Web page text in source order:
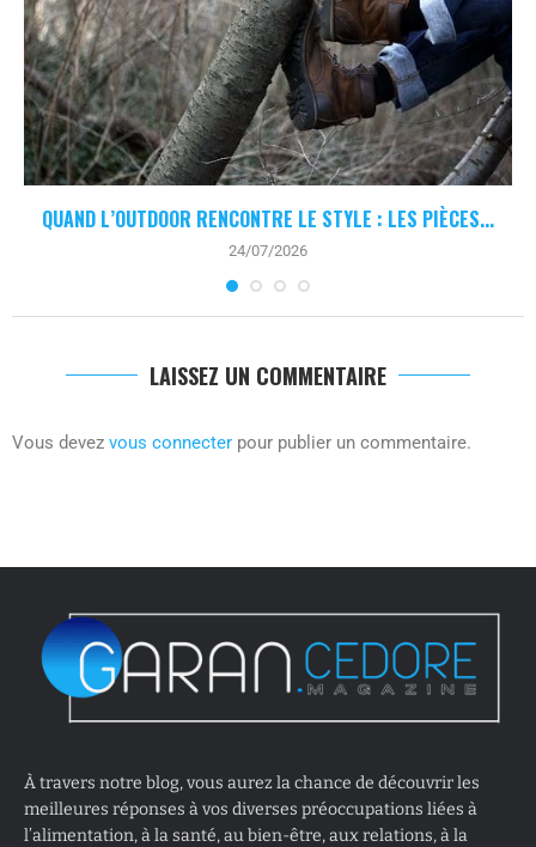
QUAND L’OUTDOOR RENCONTRE LE STYLE : LES PIÈCES...
24/07/2026
LAISSEZ UN COMMENTAIRE
Vous devez vous connecter pour publier un commentaire.
À travers notre blog, vous aurez la chance de découvrir les
meilleures réponses à vos diverses préoccupations liées à
l’alimentation, à la santé, au bien-être, aux relations, à la